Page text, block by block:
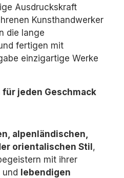
Ausdruckskraft
Kunsthandwerker
die lange
fertigen mit
einzigartige Werke
jeden Geschmack
alpenländischen,
orientalischen Stil,
mit ihrer
und lebendigen